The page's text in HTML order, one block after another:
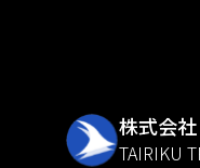
株式会
TAIRIKU